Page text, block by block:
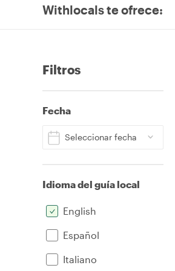
Withlocals te ofrece:
Filtros
Fecha
Seleccionar fecha
Idioma del guía local
English
Español
Italiano